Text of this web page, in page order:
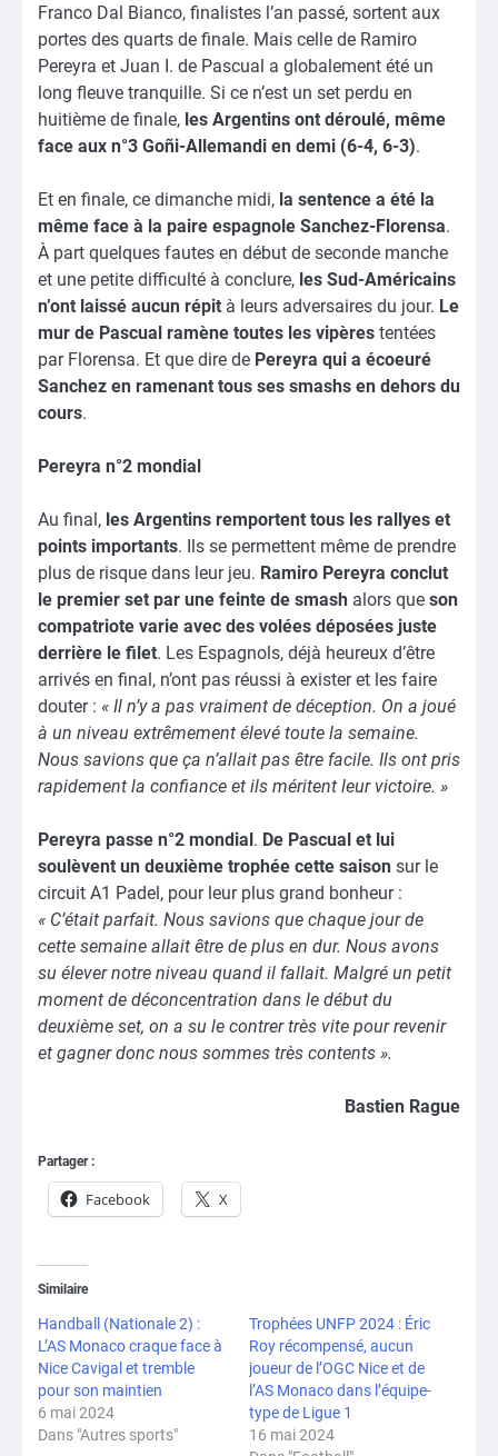
Franco Dal Bianco, finalistes l’an passé, sortent aux
portes des quarts de finale. Mais celle de Ramiro
Pereyra et Juan I. de Pascual a globalement été un
long fleuve tranquille. Si ce n’est un set perdu en
huitième de finale, les Argentins ont déroulé, même
face aux n°3 Goñi-Allemandi en demi (6-4, 6-3).
Et en finale, ce dimanche midi, la sentence a été la
même face à la paire espagnole Sanchez-Florensa.
À part quelques fautes en début de seconde manche
et une petite difficulté à conclure, les Sud-Américains
n’ont laissé aucun répit à leurs adversaires du jour. Le
mur de Pascual ramène toutes les vipères tentées
par Florensa. Et que dire de Pereyra qui a écoeuré
Sanchez en ramenant tous ses smashs en dehors du
cours.
Pereyra n°2 mondial
Au final, les Argentins remportent tous les rallyes et
points importants. Ils se permettent même de prendre
plus de risque dans leur jeu. Ramiro Pereyra conclut
le premier set par une feinte de smash alors que son
compatriote varie avec des volées déposées juste
derrière le filet. Les Espagnols, déjà heureux d’être
arrivés en final, n’ont pas réussi à exister et les faire
douter : « Il n’y a pas vraiment de déception. On a joué
à un niveau extrêmement élevé toute la semaine.
Nous savions que ça n’allait pas être facile. Ils ont pris
rapidement la confiance et ils méritent leur victoire. »
Pereyra passe n°2 mondial. De Pascual et lui
soulèvent un deuxième trophée cette saison sur le
circuit A1 Padel, pour leur plus grand bonheur :
« C’était parfait. Nous savions que chaque jour de
cette semaine allait être de plus en dur. Nous avons
su élever notre niveau quand il fallait. Malgré un petit
moment de déconcentration dans le début du
deuxième set, on a su le contrer très vite pour revenir
et gagner donc nous sommes très contents ».
Bastien Rague
Partager :
Facebook X
Similaire
Handball (Nationale 2) :
L’AS Monaco craque face à
Nice Cavigal et tremble
pour son maintien
6 mai 2024
Dans "Autres sports"
Trophées UNFP 2024 : Éric
Roy récompensé, aucun
joueur de l’OGC Nice et de
l’AS Monaco dans l’équipe-
type de Ligue 1
16 mai 2024